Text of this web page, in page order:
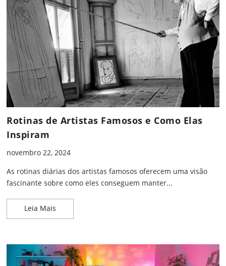
Rotinas de Artistas Famosos e Como Elas
Inspiram
novembro 22, 2024
As rotinas diárias dos artistas famosos oferecem uma visão
fascinante sobre como eles conseguem manter...
Leia Mais